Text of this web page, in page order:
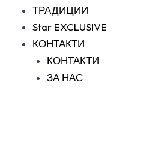
ТРАДИЦИИ
Star EXCLUSIVE
КОНТАКТИ
КОНТАКТИ
ЗА НАС